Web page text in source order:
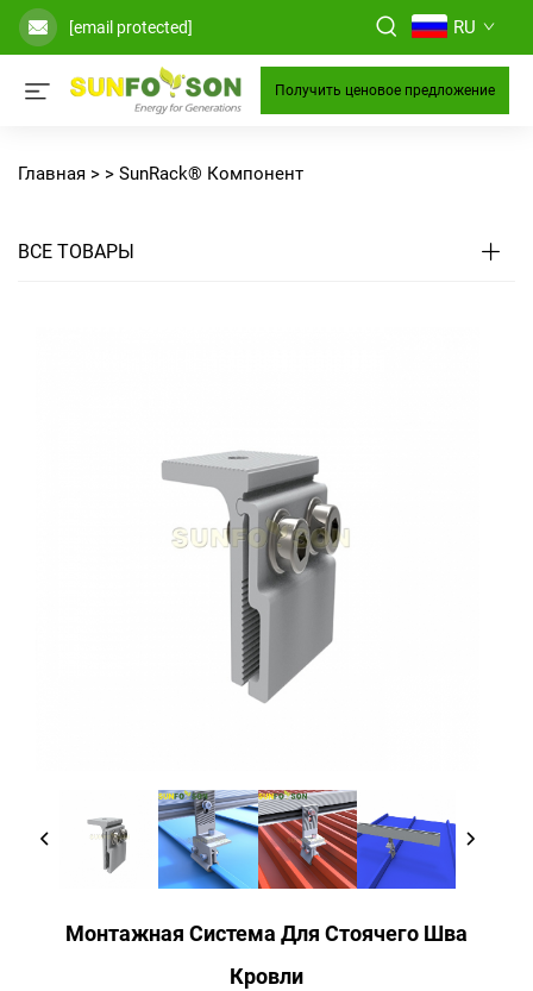
[email protected] RU
Получить ценовое предложение
Главная > > SunRack® Компонент
ВСЕ ТОВАРЫ
Монтажная Система Для Стоячего Шва
Кровли